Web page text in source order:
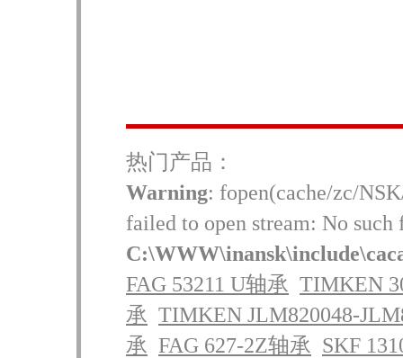
热门产品：
Warning: fopen(cache/zc/
failed to open stream: No
FAG 53211 U轴承 TIMKEN
承 TIMKEN JLM820048-
承 FAG 627-2Z轴承 SKF